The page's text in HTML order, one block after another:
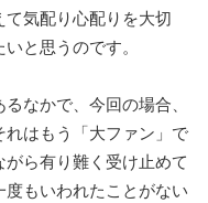
気配り心配りを大切
と思うのです。
なかで、今回の場合、
はもう「大ファン」で
ら有り難く受け止めて
もいわれたことがない